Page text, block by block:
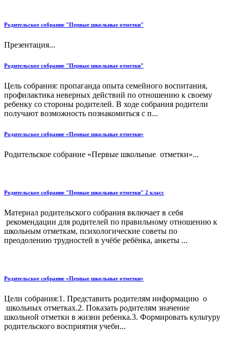
Родительское собрание "Первые школьные отметки"
Презентация...
Родительское собрание "Первые школьные отметки"
Цель собрания: пропаганда опыта семейного воспитания,
профилактика неверных действий по отношению к своему
ребенку со стороны родителей. В ходе собрания родители
получают возможность познакомиться с п...
Родительское собрание «Первые школьные отметки»
Родительское собрание «Первые школьные отметки»...
Родительское собрание "Первые школьные отметки" 2 класс
Материал родительского собрания включает в себя
рекомендации для родителей по правильному отношению к
школьным отметкам, психологические советы по
преодолению трудностей в учёбе ребёнка, анкеты ...
Родительское собрание «Первые школьные отметки»
Цели собрания:1. Представить родителям информацию о
школьных отметках.2. Показать родителям значение
школьной отметки в жизни ребенка.3. Формировать культуру
родительского восприятия учебн...